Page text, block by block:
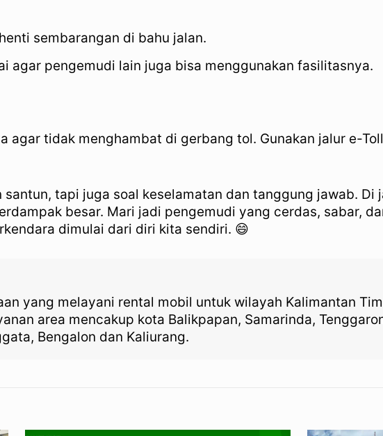
sembarangan di bahu jalan.
agar pengemudi lain juga bisa menggunakan fasilitasnya.
agar tidak menghambat di gerbang tol. Gunakan jalur e-
tapi juga soal keselamatan dan tanggung jawab. Di
besar. Mari jadi pengemudi yang cerdas, sabar,
dimulai dari diri kita sendiri. 😄
yang melayani rental mobil untuk wilayah Kalimantan
area mencakup kota Balikpapan, Samarinda,
Bengalon dan Kaliurang.